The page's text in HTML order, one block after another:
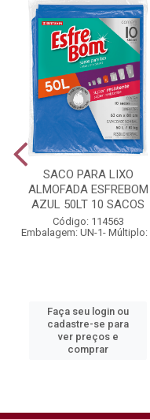
SACO PARA LIXO
ALMOFADA ESFREBOM
AZUL 50LT 10 SACOS
Código: 114563
Embalagem: UN-1- Múltiplo:
Faça seu login ou
cadastre-se para
ver preços e
comprar